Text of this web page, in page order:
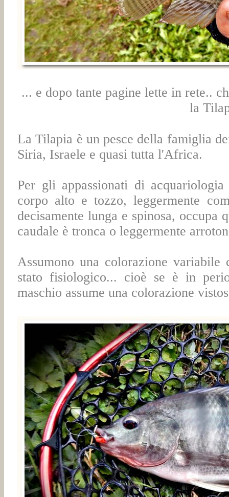
... e dopo tante pagine lette in rete..
la
La Tilapia è un pesce della famiglia
Siria, Israele e quasi tutta l'Africa.
Per gli appassionati di
corpo alto e tozzo, leggermente
decisamente lunga e spinosa,
caudale è tronca o leggermente
Assumono una colorazione
stato fisiologico... cioè se è in
maschio assume una colorazione